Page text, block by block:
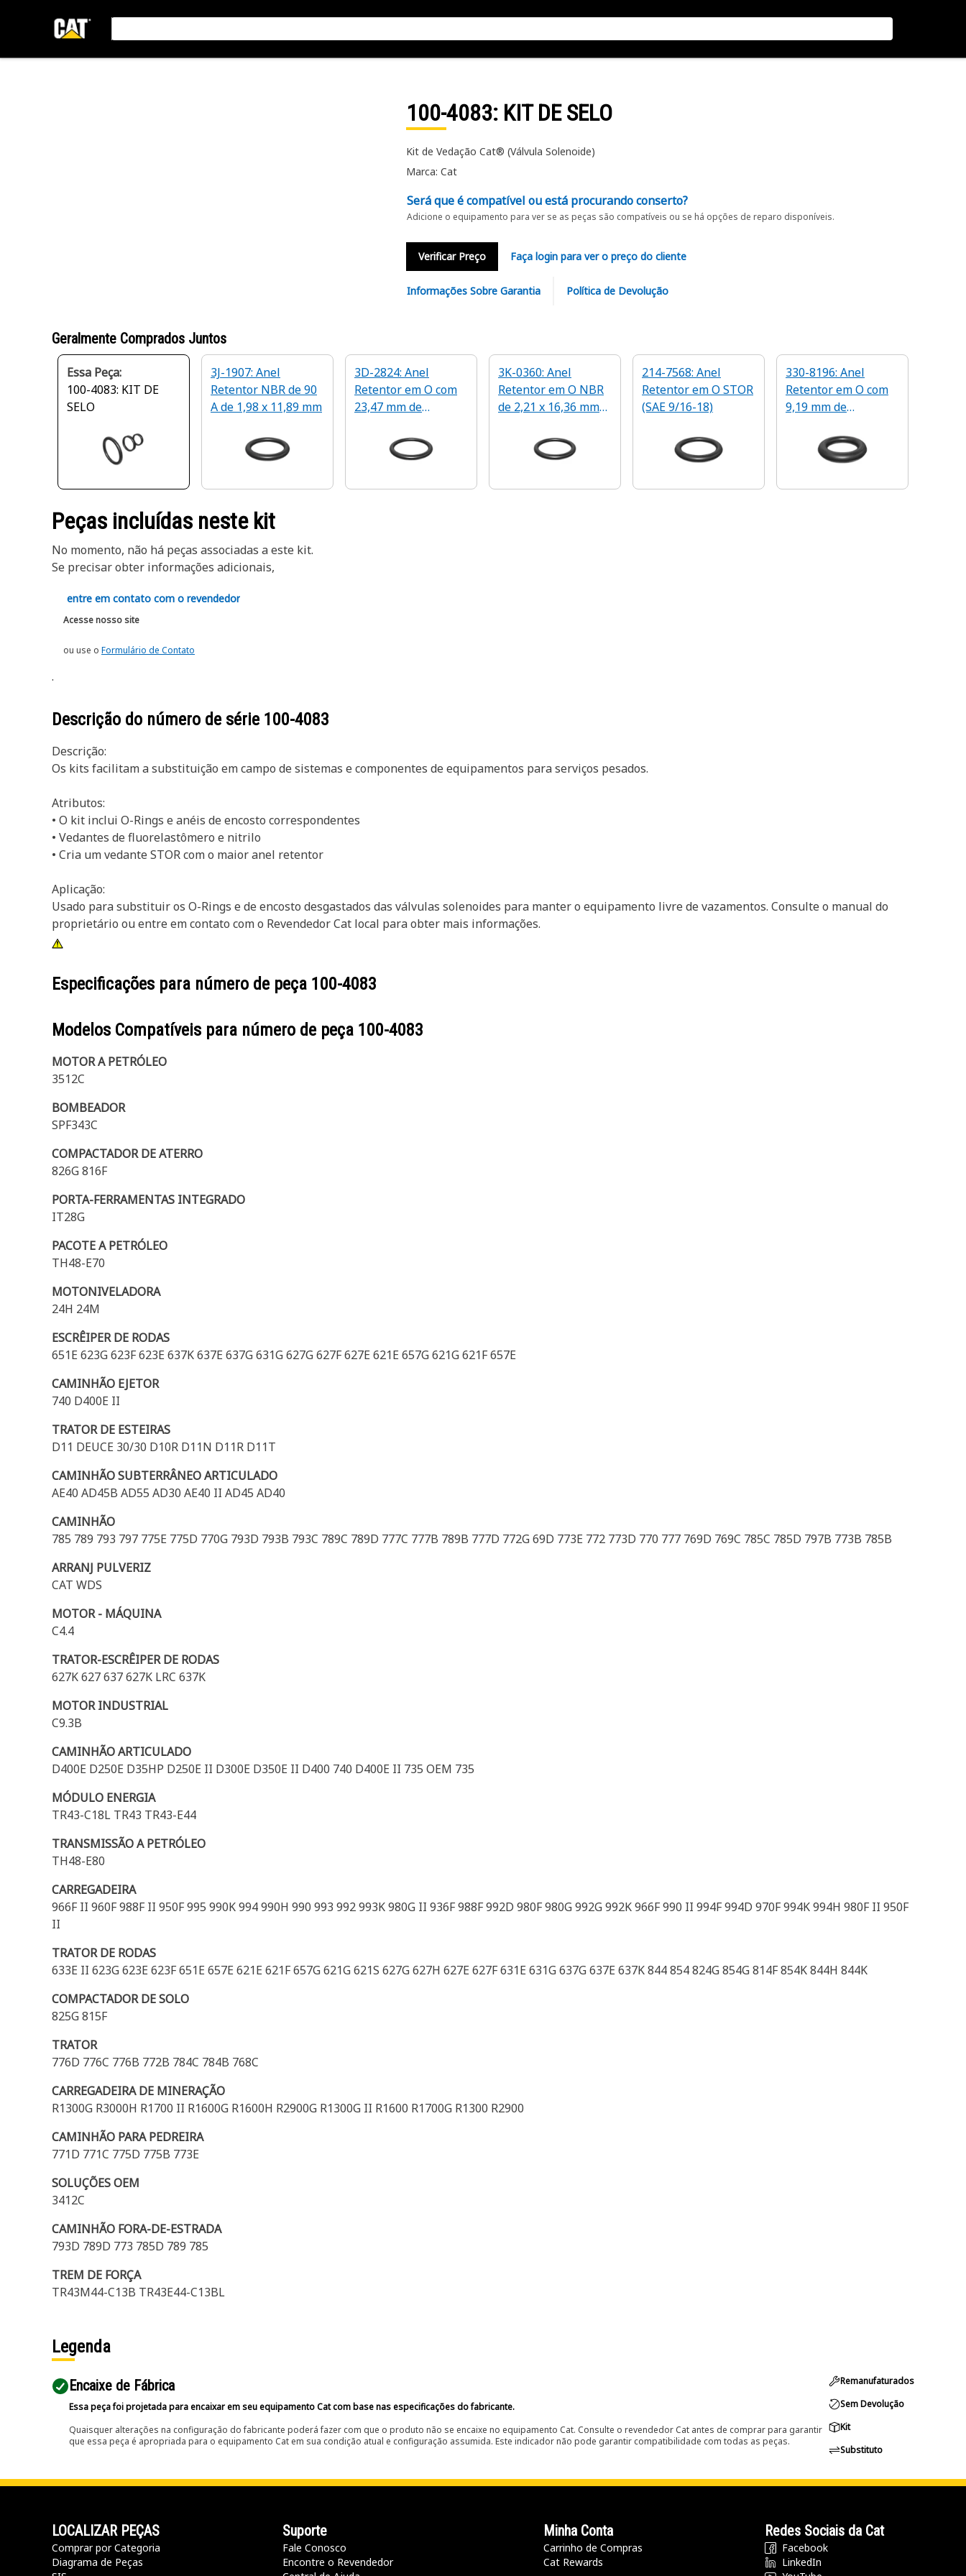
100-4083: KIT DE SELO
Kit de Vedação Cat® (Válvula Solenoide)
Marca: Cat
Será que é compatível ou está procurando conserto?
Adicione o equipamento para ver se as peças são compatíveis ou se há opções de reparo disponíveis.
Verificar Preço Faça login para ver o preço do cliente
Informações Sobre Garantia Política de Devolução
Geralmente Comprados Juntos
Essa Peça:
100-4083: KIT DE
SELO
3J-1907: Anel
Retentor NBR de 90
A de 1,98 x 11,89 mm
3D-2824: Anel
Retentor em O com
23,47 mm de
3K-0360: Anel
Retentor em O NBR
de 2,21 x 16,36 mm
214-7568: Anel
Retentor em O STOR
(SAE 9/16-18)
330-8196: Anel
Retentor em O com
9,19 mm de
Peças incluídas neste kit
No momento, não há peças associadas a este kit.
Se precisar obter informações adicionais,
entre em contato com o revendedor
Acesse nosso site
ou use o Formulário de Contato
.
Descrição do número de série 100-4083
Descrição:
Os kits facilitam a substituição em campo de sistemas e componentes de equipamentos para serviços pesados.
Atributos:
• O kit inclui O-Rings e anéis de encosto correspondentes
• Vedantes de fluorelastômero e nitrilo
• Cria um vedante STOR com o maior anel retentor
Aplicação:
Usado para substituir os O-Rings e de encosto desgastados das válvulas solenoides para manter o equipamento livre de vazamentos. Consulte o manual do
proprietário ou entre em contato com o Revendedor Cat local para obter mais informações.
Especificações para número de peça 100-4083
Modelos Compatíveis para número de peça 100-4083
MOTOR A PETRÓLEO
3512C
BOMBEADOR
SPF343C
COMPACTADOR DE ATERRO
826G 816F
PORTA-FERRAMENTAS INTEGRADO
IT28G
PACOTE A PETRÓLEO
TH48-E70
MOTONIVELADORA
24H 24M
ESCRÊIPER DE RODAS
651E 623G 623F 623E 637K 637E 637G 631G 627G 627F 627E 621E 657G 621G 621F 657E
CAMINHÃO EJETOR
740 D400E II
TRATOR DE ESTEIRAS
D11 DEUCE 30/30 D10R D11N D11R D11T
CAMINHÃO SUBTERRÂNEO ARTICULADO
AE40 AD45B AD55 AD30 AE40 II AD45 AD40
CAMINHÃO
785 789 793 797 775E 775D 770G 793D 793B 793C 789C 789D 777C 777B 789B 777D 772G 69D 773E 772 773D 770 777 769D 769C 785C 785D 797B 773B 785B
ARRANJ PULVERIZ
CAT WDS
MOTOR - MÁQUINA
C4.4
TRATOR-ESCRÊIPER DE RODAS
627K 627 637 627K LRC 637K
MOTOR INDUSTRIAL
C9.3B
CAMINHÃO ARTICULADO
D400E D250E D35HP D250E II D300E D350E II D400 740 D400E II 735 OEM 735
MÓDULO ENERGIA
TR43-C18L TR43 TR43-E44
TRANSMISSÃO A PETRÓLEO
TH48-E80
CARREGADEIRA
966F II 960F 988F II 950F 995 990K 994 990H 990 993 992 993K 980G II 936F 988F 992D 980F 980G 992G 992K 966F 990 II 994F 994D 970F 994K 994H 980F II 950F
II
TRATOR DE RODAS
633E II 623G 623E 623F 651E 657E 621E 621F 657G 621G 621S 627G 627H 627E 627F 631E 631G 637G 637E 637K 844 854 824G 854G 814F 854K 844H 844K
COMPACTADOR DE SOLO
825G 815F
TRATOR
776D 776C 776B 772B 784C 784B 768C
CARREGADEIRA DE MINERAÇÃO
R1300G R3000H R1700 II R1600G R1600H R2900G R1300G II R1600 R1700G R1300 R2900
CAMINHÃO PARA PEDREIRA
771D 771C 775D 775B 773E
SOLUÇÕES OEM
3412C
CAMINHÃO FORA-DE-ESTRADA
793D 789D 773 785D 789 785
TREM DE FORÇA
TR43M44-C13B TR43E44-C13BL
Legenda
Encaixe de Fábrica
Essa peça foi projetada para encaixar em seu equipamento Cat com base nas especificações do fabricante.
Quaisquer alterações na configuração do fabricante poderá fazer com que o produto não se encaixe no equipamento Cat. Consulte o revendedor Cat antes de comprar para garantir
que essa peça é apropriada para o equipamento Cat em sua condição atual e configuração assumida. Este indicador não pode garantir compatibilidade com todas as peças.
Remanufaturados
Sem Devolução
Kit
Substituto
LOCALIZAR PEÇAS
Comprar por Categoria
Diagrama de Peças
Suporte
Fale Conosco
Encontre o Revendedor
Minha Conta
Carrinho de Compras
Cat Rewards
Redes Sociais da Cat
Facebook
LinkedIn